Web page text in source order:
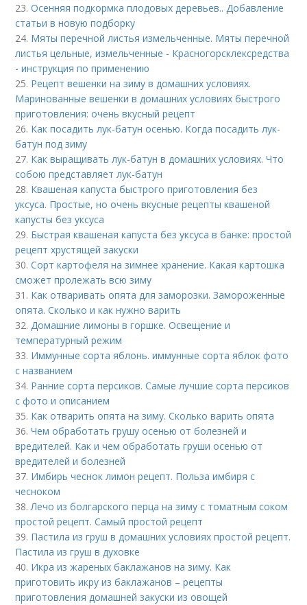
23.Осенняя подкормка плодовых деревьев.. Добавление
статьи в новую подборку
24. Мяты перечной листья измельченные. Мяты перечной
листья цельные, измельченные - Красногорсклексредства
- инструкция по применению
25. Рецепт вешенки на зиму в домашних условиях.
Маринованные вешенки в домашних условиях быстрого
приготовления: очень вкусный рецепт
26. Как посадить лук-батун осенью. Когда посадить лук-
батун под зиму
27. Как выращивать лук-батун в домашних условиях. Что
собою представляет лук-батун
28. Квашеная капуста быстрого приготовления без
уксуса. Простые, но очень вкусные рецепты квашеной
капусты без уксуса
29. Быстрая квашеная капуста без уксуса в банке: простой
рецепт хрустящей закуски
30.Сорт картофеля на зимнее хранение. Какая картошка
сможет пролежать всю зиму
31. Как отваривать опята для заморозки. Замороженные
опята. Сколько и как нужно варить
32.Домашние лимоны в горшке. Освещение и
температурный режим
33. Иммунные сорта яблонь. иммунные сорта яблок фото
с названием
34. Ранние сорта персиков. Самые лучшие сорта персиков
с фото и описанием
35. Как отварить опята на зиму. Сколько варить опята
36.Чем обработать грушу осенью от болезней и
вредителей. Как и чем обработать груши осенью от
вредителей и болезней
37. Имбирь чеснок лимон рецепт. Польза имбиря с
чесноком
38.Лечо из болгарского перца на зиму с томатным соком
простой рецепт. Самый простой рецепт
39. Пастила из груш в домашних условиях простой рецепт.
Пастила из груш в духовке
40. Икра из жареных баклажанов на зиму. Как
приготовить икру из баклажанов – рецепты
приготовления домашней закуски из овощей